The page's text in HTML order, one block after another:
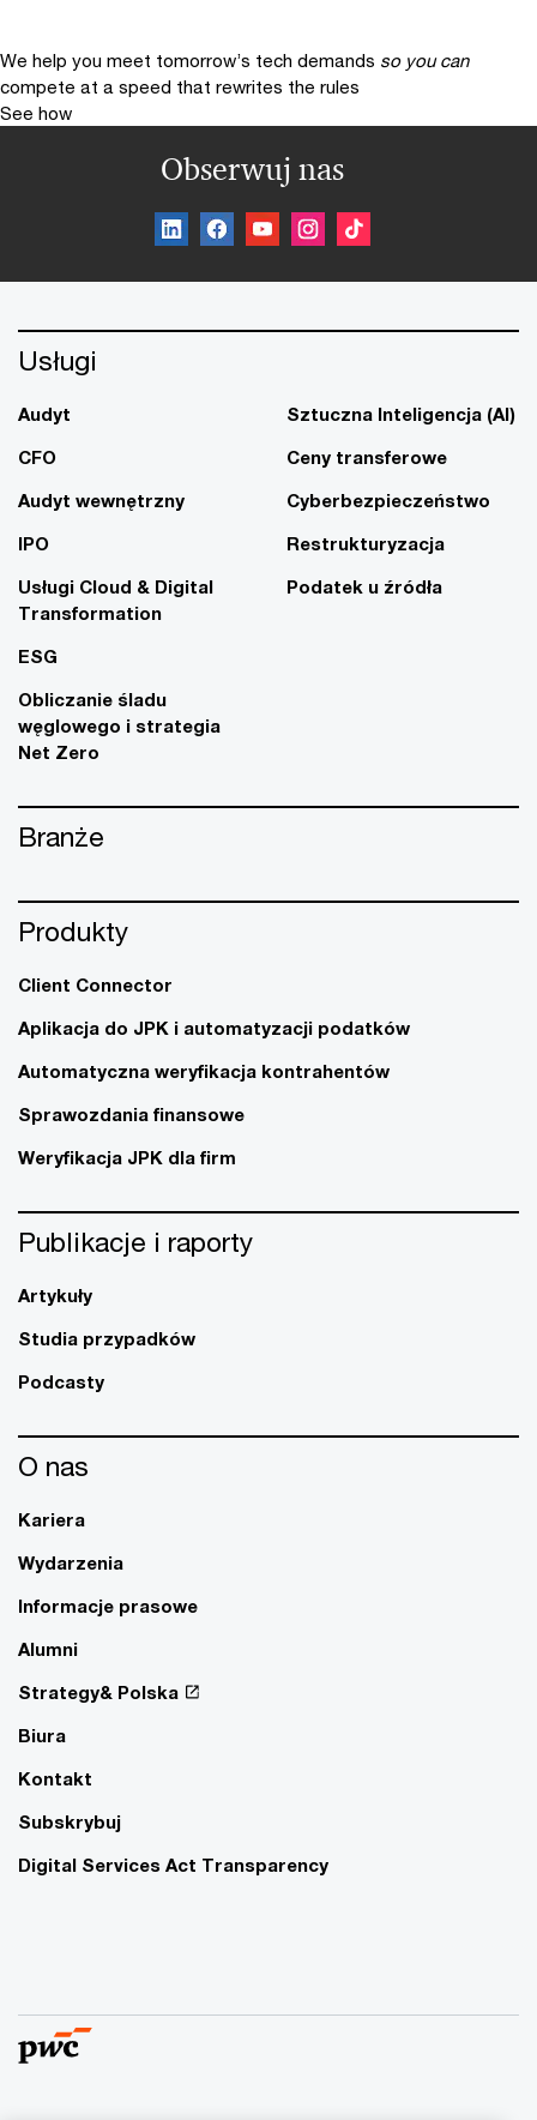
We help you meet tomorrow’s tech demands so you can
compete at a speed that rewrites the rules
See how
Obserwuj nas
Usługi
Audyt
CFO
Audyt wewnętrzny
IPO
Usługi Cloud & Digital
Transformation
ESG
Obliczanie śladu
węglowego i strategia
Net Zero
Sztuczna Inteligencja (AI)
Ceny transferowe
Cyberbezpieczeństwo
Restrukturyzacja
Podatek u źródła
Branże
Produkty
Client Connector
Aplikacja do JPK i automatyzacji podatków
Automatyczna weryfikacja kontrahentów
Sprawozdania finansowe
Weryfikacja JPK dla firm
Publikacje i raporty
Artykuły
Studia przypadków
Podcasty
O nas
Kariera
Wydarzenia
Informacje prasowe
Alumni
Strategy& Polska
Biura
Kontakt
Subskrybuj
Digital Services Act Transparency